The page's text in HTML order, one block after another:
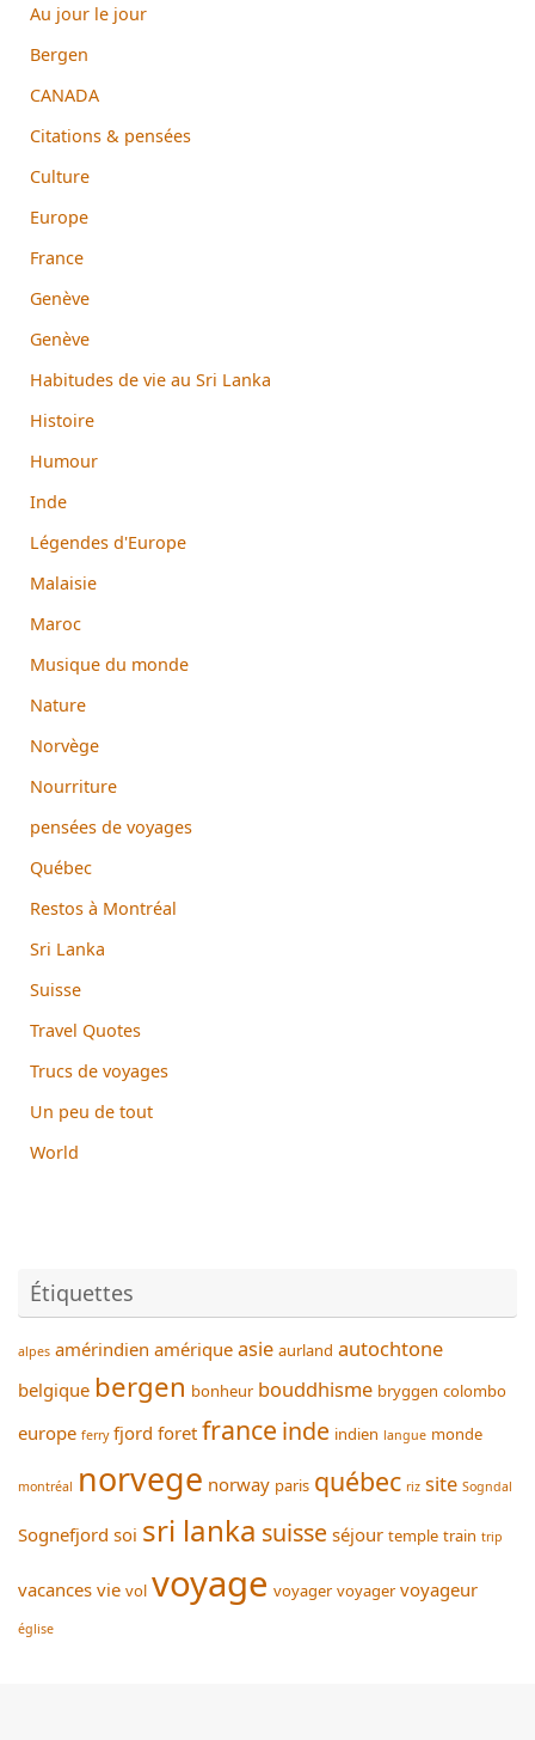
Au jour le jour
Bergen
CANADA
Citations & pensées
Culture
Europe
France
Genève
Genève
Habitudes de vie au Sri Lanka
Histoire
Humour
Inde
Légendes d'Europe
Malaisie
Maroc
Musique du monde
Nature
Norvège
Nourriture
pensées de voyages
Québec
Restos à Montréal
Sri Lanka
Suisse
Travel Quotes
Trucs de voyages
Un peu de tout
World
Étiquettes
alpes amérindien amérique asie aurland autochtone
belgique bergen bonheur bouddhisme bryggen colombo
europe ferry fjord foret france inde indien langue monde
montréal norvege norway paris québec riz site Sogndal
Sognefjord soi sri lanka suisse séjour temple train trip
vacances vie vol voyage voyager voyager voyageur
église